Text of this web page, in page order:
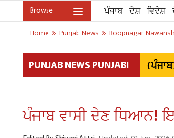
Browse ਪੰਜਾਬ ਦੇਸ਼ ਵਿਦੇਸ਼
Home Punjab News Roopnagar-
PUNJAB NEWS PUNJABI
ਪੰਜਾਬ ਵਾਸੀ ਦੇਣ ਧਿਆਨ!